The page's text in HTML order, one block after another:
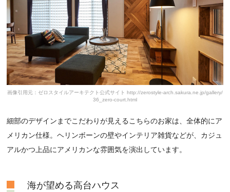
画像引用元：ゼロスタイルアーキテクト公式サイト http://zerostyle-arch.sakura.ne.jp/gallery/
36_zero-court.html
細部のデザインまでこだわりが見えるこちらのお家は、全体的にア
メリカン仕様。ヘリンボーンの壁やインテリア雑貨などが、カジュ
アルかつ上品にアメリカンな雰囲気を演出しています。
海が望める高台ハウス